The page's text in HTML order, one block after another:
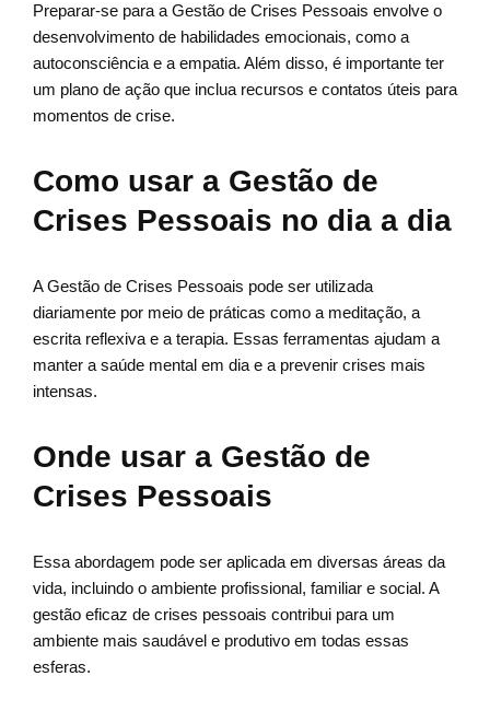
Preparar-se para a Gestão de Crises Pessoais envolve o
desenvolvimento de habilidades emocionais, como a
autoconsciência e a empatia. Além disso, é importante ter
um plano de ação que inclua recursos e contatos úteis para
momentos de crise.
Como usar a Gestão de
Crises Pessoais no dia a dia
A Gestão de Crises Pessoais pode ser utilizada
diariamente por meio de práticas como a meditação, a
escrita reflexiva e a terapia. Essas ferramentas ajudam a
manter a saúde mental em dia e a prevenir crises mais
intensas.
Onde usar a Gestão de
Crises Pessoais
Essa abordagem pode ser aplicada em diversas áreas da
vida, incluindo o ambiente profissional, familiar e social. A
gestão eficaz de crises pessoais contribui para um
ambiente mais saudável e produtivo em todas essas
esferas.